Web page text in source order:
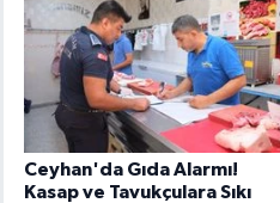
Ceyhan'da Gıda Alarmı!
Kasap ve Tavukçulara Sıkı